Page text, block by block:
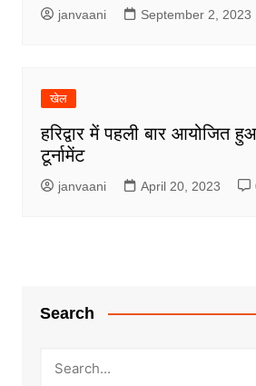
janvaani September 2, 2023
खेल
हरिद्वार में पहली बार आयोजित
टूर्नामेंट
janvaani April 20, 2023
Search